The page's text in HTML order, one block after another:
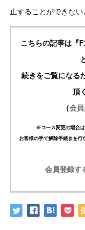
止することができな
こちらの記事は『
続きをご覧になる
頂
（会
※コース変更の場合は
お客様の手で解除手続きを
会員登録す